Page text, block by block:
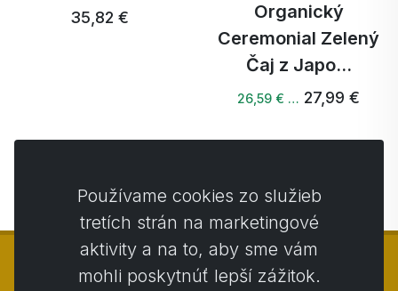
35,82 €
Organický
Ceremonial Zelený
Čaj z Japo...
26,59 € … 27,99 €
Používame cookies zo služieb
tretích strán na marketingové
aktivity a na to, aby sme vám
mohli poskytnúť lepší zážitok.